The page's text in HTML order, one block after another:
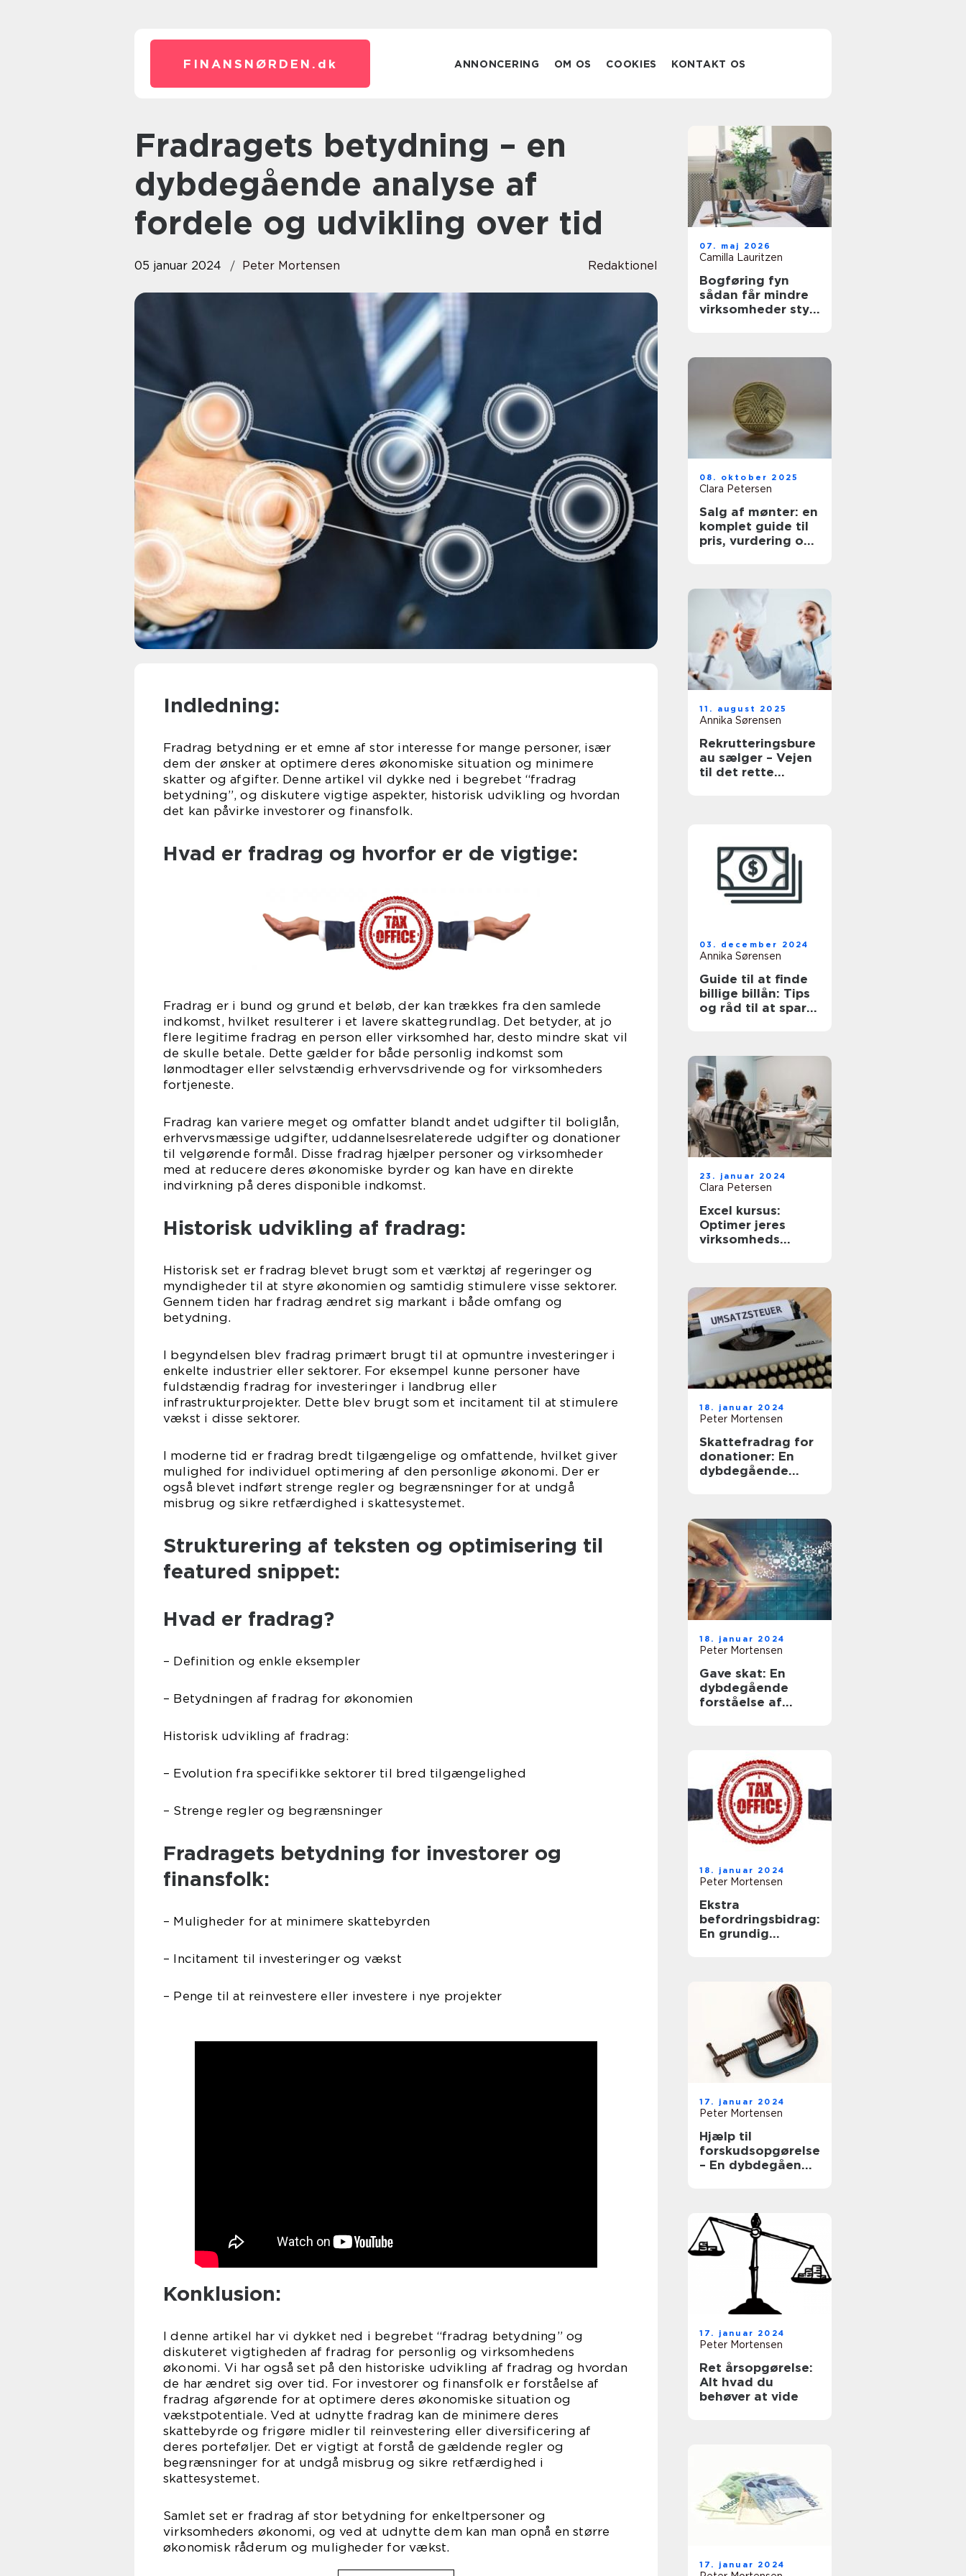
FINANSNØRDEN. dk ANNONCERING OM OS COOKIES KONTAKT OS
Fradragets betydning – en
dybdegående analyse af
fordele og udvikling over tid
05 januar 2024 Peter Mortensen Redaktionel
Indledning:
Fradrag betydning er et emne af stor interesse for mange personer, især
dem der ønsker at optimere deres økonomiske situation og minimere
skatter og afgifter. Denne artikel vil dykke ned i begrebet “fradrag
betydning”, og diskutere vigtige aspekter, historisk udvikling og hvordan
det kan påvirke investorer og finansfolk.
Hvad er fradrag og hvorfor er de vigtige:
Fradrag er i bund og grund et beløb, der kan trækkes fra den samlede
indkomst, hvilket resulterer i et lavere skattegrundlag. Det betyder, at jo
flere legitime fradrag en person eller virksomhed har, desto mindre skat vil
de skulle betale. Dette gælder for både personlig indkomst som
lønmodtager eller selvstændig erhvervsdrivende og for virksomheders
fortjeneste.
Fradrag kan variere meget og omfatter blandt andet udgifter til boliglån,
erhvervsmæssige udgifter, uddannelsesrelaterede udgifter og donationer
til velgørende formål. Disse fradrag hjælper personer og virksomheder
med at reducere deres økonomiske byrder og kan have en direkte
indvirkning på deres disponible indkomst.
Historisk udvikling af fradrag:
Historisk set er fradrag blevet brugt som et værktøj af regeringer og
myndigheder til at styre økonomien og samtidig stimulere visse sektorer.
Gennem tiden har fradrag ændret sig markant i både omfang og
betydning.
I begyndelsen blev fradrag primært brugt til at opmuntre investeringer i
enkelte industrier eller sektorer. For eksempel kunne personer have
fuldstændig fradrag for investeringer i landbrug eller
infrastrukturprojekter. Dette blev brugt som et incitament til at stimulere
vækst i disse sektorer.
I moderne tid er fradrag bredt tilgængelige og omfattende, hvilket giver
mulighed for individuel optimering af den personlige økonomi. Der er
også blevet indført strenge regler og begrænsninger for at undgå
misbrug og sikre retfærdighed i skattesystemet.
Strukturering af teksten og optimisering til
featured snippet:
Hvad er fradrag?
– Definition og enkle eksempler
– Betydningen af fradrag for økonomien
Historisk udvikling af fradrag:
– Evolution fra specifikke sektorer til bred tilgængelighed
– Strenge regler og begrænsninger
Fradragets betydning for investorer og
finansfolk:
– Muligheder for at minimere skattebyrden
– Incitament til investeringer og vækst
– Penge til at reinvestere eller investere i nye projekter
Konklusion:
I denne artikel har vi dykket ned i begrebet “fradrag betydning” og
diskuteret vigtigheden af fradrag for personlig og virksomhedens
økonomi. Vi har også set på den historiske udvikling af fradrag og hvordan
de har ændret sig over tid. For investorer og finansfolk er forståelse af
fradrag afgørende for at optimere deres økonomiske situation og
vækstpotentiale. Ved at udnytte fradrag kan de minimere deres
skattebyrde og frigøre midler til reinvestering eller diversificering af
deres porteføljer. Det er vigtigt at forstå de gældende regler og
begrænsninger for at undgå misbrug og sikre retfærdighed i
skattesystemet.
Samlet set er fradrag af stor betydning for enkeltpersoner og
virksomheders økonomi, og ved at udnytte dem kan man opnå en større
økonomisk råderum og muligheder for vækst.
07. maj 2026
Camilla Lauritzen
Bogføring fyn
sådan får mindre
virksomheder styr
08. oktober 2025
Clara Petersen
Salg af mønter: en
komplet guide til
pris, vurdering og
11. august 2025
Annika Sørensen
Rekrutteringsbure
au sælger – Vejen
til det rette
03. december 2024
Annika Sørensen
Guide til at finde
billige billån: Tips
og råd til at spare
23. januar 2024
Clara Petersen
Excel kursus:
Optimer jeres
virksomheds
18. januar 2024
Peter Mortensen
Skattefradrag for
donationer: En
dybdegående
dette emne
18. januar 2024
Peter Mortensen
Gave skat: En
dybdegående
forståelse af
18. januar 2024
Peter Mortensen
Ekstra
befordringsbidrag:
En grundig
investeringsverde
17. januar 2024
Peter Mortensen
Hjælp til
forskudsopgørelse
– En dybdegående
17. januar 2024
Peter Mortensen
Ret årsopgørelse:
Alt hvad du
behøver at vide
17. januar 2024